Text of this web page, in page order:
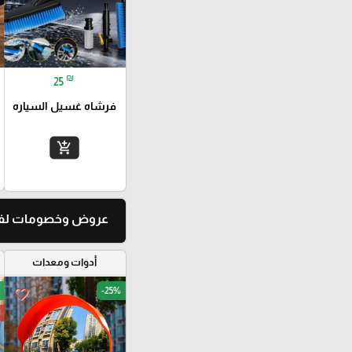
25 ₪
فرشاه غسيل السياره
add_shopping_cart
عروض وخصومات
أدوات ومعدات
favorite_border -25%